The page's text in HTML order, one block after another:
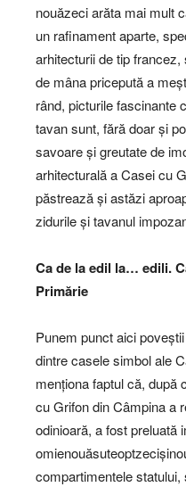
nouăzeci arăta mai mult
un rafinament aparte,
arhitecturii de tip
de mâna pricepută a
rând, picturile fascinante
tavan sunt, fără doar și
savoare și greutate de
arhitecturală a Casei cu
păstrează și astăzi
zidurile și tavanul
Ca de la edil la… edili.
Primărie
Punem punct aici
dintre casele simbol ale
menționa faptul că, după
cu Grifon din Câmpina a
odinioară, a fost preluată
compartimentele